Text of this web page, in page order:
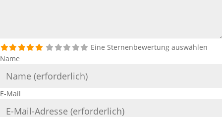
Eine Sternenbewertung auswählen
Name
E-Mail